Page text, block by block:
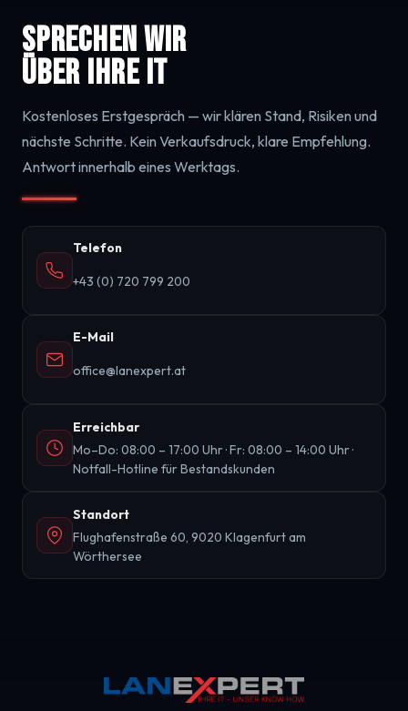
Sprechen wir
über Ihre IT
Kostenloses Erstgespräch — wir klären Stand, Risiken und
nächste Schritte. Kein Verkaufsdruck, klare Empfehlung.
Antwort innerhalb eines Werktags.
Telefon
+43 (0) 720 799 200
E-Mail
office@lanexpert.at
Erreichbar
Mo–Do: 08:00 – 17:00 Uhr · Fr: 08:00 – 14:00 Uhr ·
Notfall-Hotline für Bestandskunden
Standort
Flughafenstraße 60, 9020 Klagenfurt am
Wörthersee